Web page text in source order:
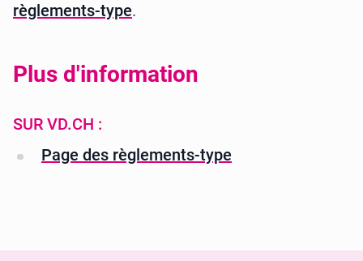
règlements-type.
Plus d'information
SUR VD.CH :
Page des règlements-type